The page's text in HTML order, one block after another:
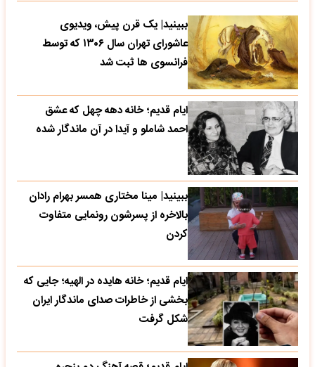
ببینید| یک قرن پیش، ویدیوی
عاشورای تهران سال ۱۳۰۶ که توسط
فرانسوی ها ثبت شد
ایام قدیم؛ خانه دهه چهل که عشق
احمد شاملو و آیدا در آن ماندگار شده
ببینید| مینا مختاری همسر بهرام رادان
بالاخره از پسرشون رونمایی متفاوت
کردن
ایام قدیم؛ خانه هایده در الهیه؛ جایی که
بخشی از خاطرات صدای ماندگار ایران
شکل گرفت